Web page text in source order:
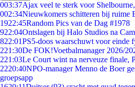
003:37Ajax veel te sterk voor
002:34Nieuwkomers schitteren bij ruime
1922:45Random Pics van de Dag #1978
922:04Ontslagen bij Halo Studios na
822:01PS5-doos waarschuwt voor einde
221:30De FOK!Voetbalmanager 2026/
221:03Le Court wint na nerveuze finale,
2220:40NPO-manager Menno de Boer
groepsapp